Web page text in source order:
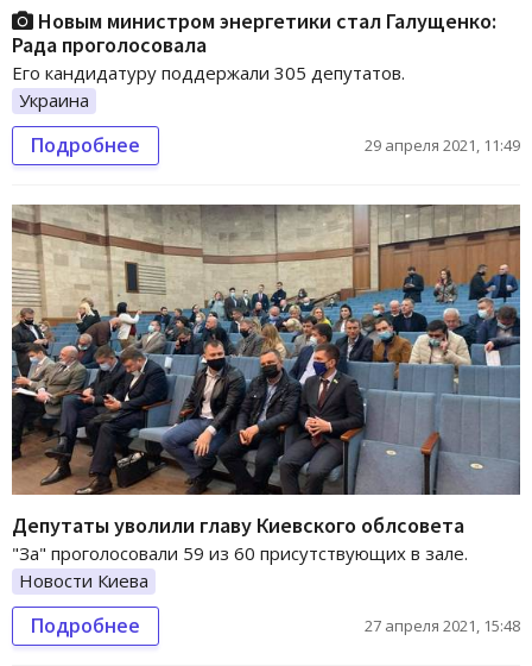
Новым министром энергетики стал Галущенко:
Рада проголосовала
Его кандидатуру поддержали 305 депутатов.
Украина
Подробнее 29 апреля 2021, 11:49
Депутаты уволили главу Киевского облсовета
"За" проголосовали 59 из 60 присутствующих в зале.
Новости Киева
Подробнее 27 апреля 2021, 15:48